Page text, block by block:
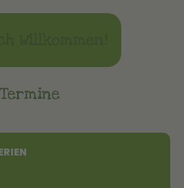
Termine